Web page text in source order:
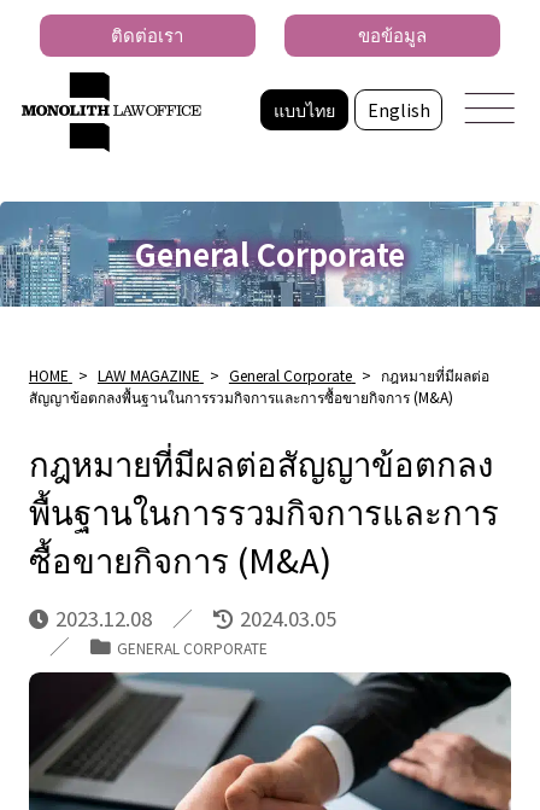
แบบไทย English
ติดต่อเรา ขอข้อมูล
General Corporate
HOME > LAW MAGAZINE > General Corporate > กฎหมายที่มีผลต่อ
สัญญาข้อตกลงพื้นฐานในการรวมกิจการและการซื้อขายกิจการ (M&A)
กฎหมายที่มีผลต่อสัญญาข้อตกลง
พื้นฐานในการรวมกิจการและการ
ซื้อขายกิจการ (M&A)
2023.12.08 2024.03.05
GENERAL CORPORATE